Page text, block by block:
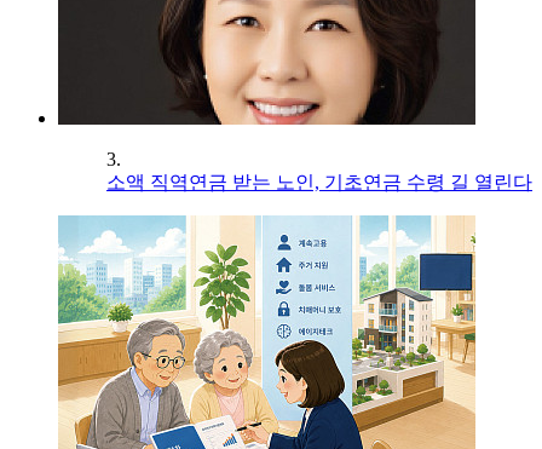
3.
소액 직역연금 받는 노인, 기초연금 수령 길 열린다